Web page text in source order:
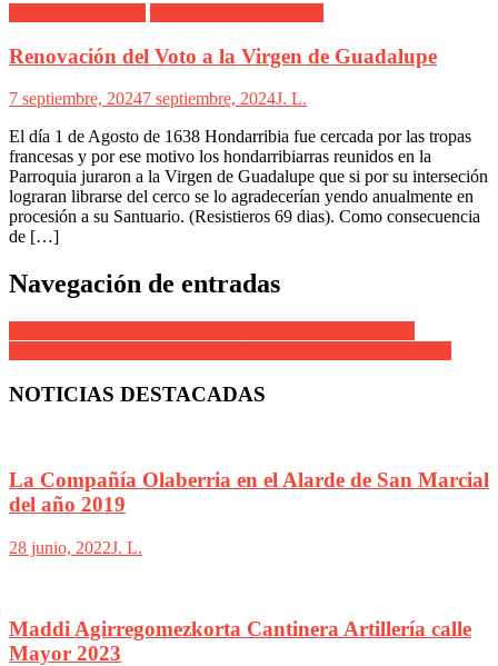
Renovación del Voto a la Virgen de Guadalupe
7 septiembre, 20247 septiembre, 2024J. L.
El día 1 de Agosto de 1638 Hondarribia fue cercada por las tropas
francesas y por ese motivo los hondarribiarras reunidos en la
Parroquia juraron a la Virgen de Guadalupe que si por su interseción
lograran librarse del cerco se lo agradecerían yendo anualmente en
procesión a su Santuario. (Resistieros 69 dias). Como consecuencia
de […]
Navegación de entradas
NOTICIAS DESTACADAS
La Compañía Olaberria en el Alarde de San Marcial
del año 2019
28 junio, 2022J. L.
Maddi Agirregomezkorta Cantinera Artillería calle
Mayor 2023